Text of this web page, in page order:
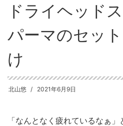
ドライヘッド
パーマのセッ
け
北山悠 2021年6月9日
「なんとなく疲れているなぁ